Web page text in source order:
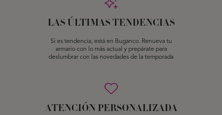
LAS ÚLTIMAS TENDENCIAS
Si es tendencia, está en Buganco. Renueva tu
armario con lo más actual y prepárate para
deslumbrar con las novedades de la temporada
ATENCIÓN PERSONALIZADA